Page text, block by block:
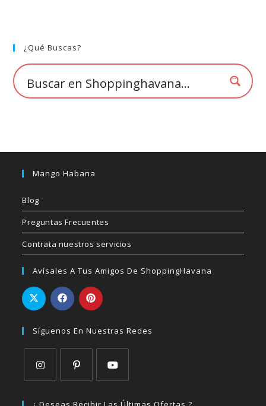
la
de
producto
¿Qué Buscas?
Mango Habana
Blog
Preguntas Frecuentes
Contrata nuestros servicios
Avísales A Tus Amigos De ShoppingHavana
Síguenos En Nuestras Redes
abre
abre
abre